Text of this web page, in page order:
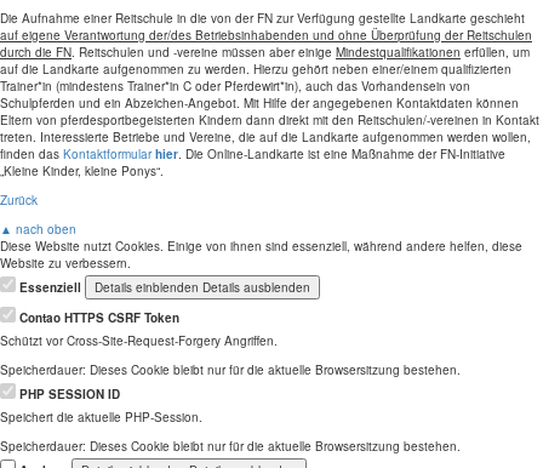
Die Aufnahme einer Reitschule in die von der FN zur Verfügung gestellte Landkarte geschieht
auf eigene Verantwortung der/des Betriebsinhabenden und ohne Überprüfung der Reitschulen
durch die FN. Reitschulen und -vereine müssen aber einige Mindestqualifikationen erfüllen, um
auf die Landkarte aufgenommen zu werden. Hierzu gehört neben einer/einem qualifizierten
Trainer*in (mindestens Trainer*in C oder Pferdewirt*in), auch das Vorhandensein von
Schulpferden und ein Abzeichen-Angebot. Mit Hilfe der angegebenen Kontaktdaten können
Eltern von pferdesportbegeisterten Kindern dann direkt mit den Reitschulen/-vereinen in Kontakt
treten. Interessierte Betriebe und Vereine, die auf die Landkarte aufgenommen werden wollen,
finden das Kontaktformularhier. Die Online-Landkarte ist eine Maßnahme der FN-Initiative
„Kleine Kinder, kleine Ponys“.
Zurück
▲ nach oben
Diese Website nutzt Cookies. Einige von ihnen sind essenziell, während andere helfen, diese
Website zu verbessern.
Essenziell
Details einblenden Details ausblenden
Contao HTTPS CSRF Token
Schützt vor Cross-Site-Request-Forgery Angriffen.
Speicherdauer: Dieses Cookie bleibt nur für die aktuelle Browsersitzung bestehen.
PHP SESSION ID
Speichert die aktuelle PHP-Session.
Speicherdauer: Dieses Cookie bleibt nur für die aktuelle Browsersitzung bestehen.